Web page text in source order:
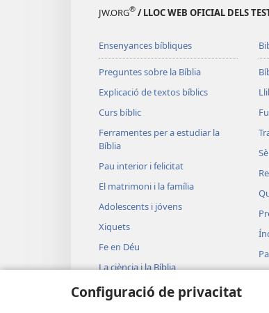
Configuració de privacitat
JW.ORG® / LLOC WEB OFICIAL DELS
Ensenyances bíbliques
Preguntes sobre la Bíblia
Explicació de textos bíblics
Curs bíblic
Ferramentes per a estudiar la
Bíblia
Pau interior i felicitat
El matrimoni i la família
Adolescents i jóvens
Xiquets
Fe en Déu
La ciència i la Bíblia
La història i la Bíblia